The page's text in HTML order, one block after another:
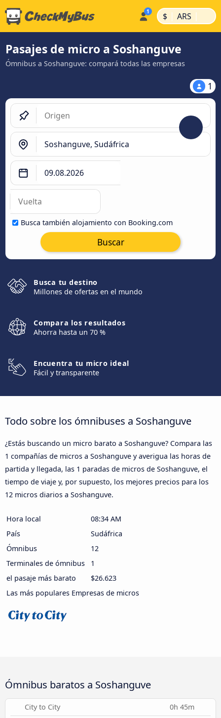
$ | ARS |
Pasajes de micro a Soshanguve
Ómnibus a Soshanguve: compará todas las empresas
1
Busca también alojamiento con Booking.com
Buscar
Busca tu destino
Millones de ofertas en el mundo
Compara los resultados
Ahorra hasta un 70 %
Encuentra tu micro ideal
Fácil y transparente
Todo sobre los ómnibuses a Soshanguve
¿Estás buscando un micro barato a Soshanguve? Compara las
1 compañías de micros a Soshanguve y averigua las horas de
partida y llegada, las 1 paradas de micros de Soshanguve, el
tiempo de viaje y, por supuesto, los mejores precios para los
12 micros diarios a Soshanguve.
Hora local
08:34 AM
País
Sudáfrica
Ómnibus
12
Terminales de ómnibus
1
el pasaje más barato
$26.623
Las más populares Empresas de micros
Ómnibus baratos a Soshanguve
City to City 0h 45m